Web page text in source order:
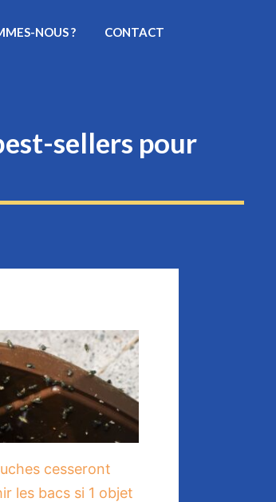
NOUS ? CONTACT
sellers pour
cesseront
les bacs si 1 objet